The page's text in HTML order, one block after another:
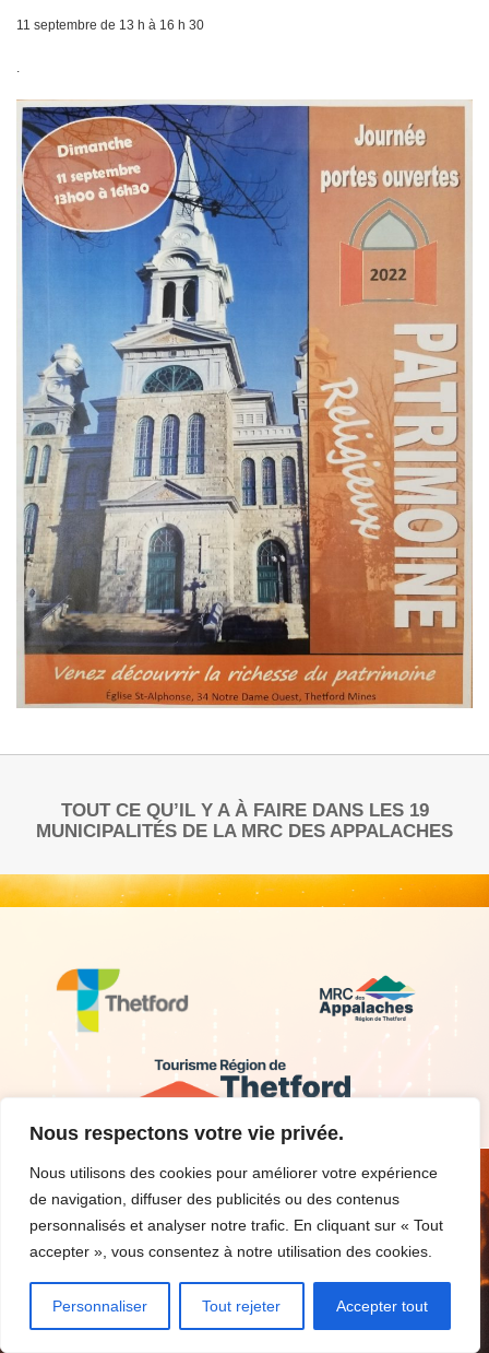
Nous respectons votre vie privée.
Nous utilisons des cookies pour améliorer votre expérience
de navigation, diffuser des publicités ou des contenus
personnalisés et analyser notre trafic. En cliquant sur « Tout
accepter », vous consentez à notre utilisation des cookies.
Personnaliser Tout rejeter Accepter tout
11 septembre de 13 h à 16 h 30
.
TOUT CE QU’IL Y A À FAIRE DANS LES 19
MUNICIPALITÉS DE LA MRC DES APPALACHES
Nous contacter
Critères d’admissibilité